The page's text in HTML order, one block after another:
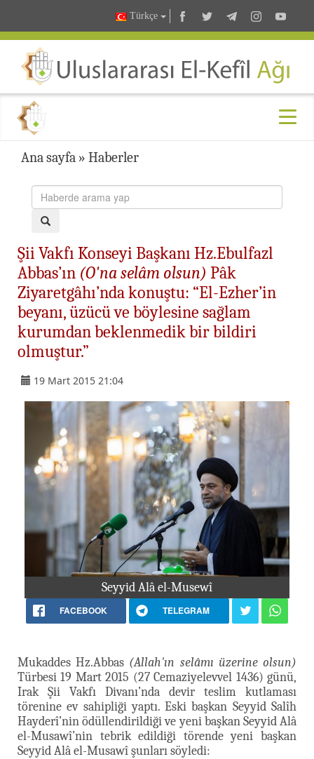
Türkçe
Ana sayfa » Haberler
Şii Vakfı Konseyi Başkanı Hz.Ebulfazl
Abbas’ın (O'na selâm olsun) Pâk
Ziyaretgâhı’nda konuştu: “El-Ezher’in
beyanı, üzücü ve böylesine sağlam
kurumdan beklenmedik bir bildiri
olmuştur.”
19 Mart 2015 21:04
Seyyid Alâ el-Musewî
FACEBOOK TELEGRAM
Mukaddes Hz.Abbas (Allah'ın selâmı üzerine olsun)
Türbesi 19 Mart 2015 (27 Cemaziyelevvel 1436) günü,
Irak Şii Vakfı Divanı’nda devir teslim kutlaması
törenine ev sahipliği yaptı. Eski başkan Seyyid Salîh
Hayderî’nin ödüllendirildiği ve yeni başkan Seyyid Alâ
el-Musawî’nin tebrik edildiği törende yeni başkan
Seyyid Alâ el-Musawî şunları söyledi: